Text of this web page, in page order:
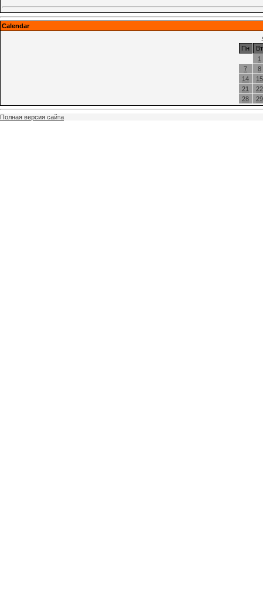
Calendar
Пн
Вт
1
7
8
14
15
21
22
28
29
Полная версия сайта